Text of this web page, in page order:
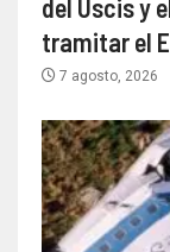
del Uscis y
tramitar el
7 agosto, 2026